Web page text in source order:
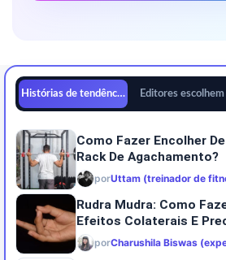
Histórias de tendências Editores escolhem
Como Fazer Encolher
Rack De Agachamento?
porUttam (treinador de
Rudra Mudra: Como
Efeitos Colaterais E
porCharushila Biswas